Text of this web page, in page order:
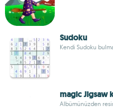
Sudoku
Kendi Sudoku
magic Jigsaw
Albümünüzden